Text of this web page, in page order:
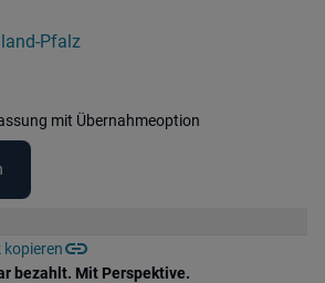
Pfalz
mit Übernahmeoption
teilen
kopieren
bezahlt. Mit Perspektive.